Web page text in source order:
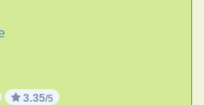
3.35/5